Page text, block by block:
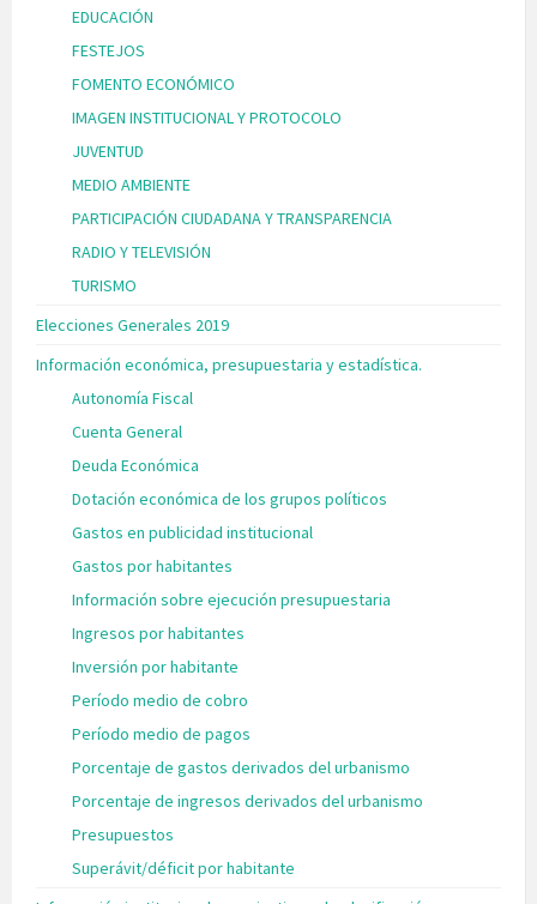
EDUCACIÓN
FESTEJOS
FOMENTO ECONÓMICO
IMAGEN INSTITUCIONAL Y PROTOCOLO
JUVENTUD
MEDIO AMBIENTE
PARTICIPACIÓN CIUDADANA Y TRANSPARENCIA
RADIO Y TELEVISIÓN
TURISMO
Elecciones Generales 2019
Información económica, presupuestaria y estadística.
Autonomía Fiscal
Cuenta General
Deuda Económica
Dotación económica de los grupos políticos
Gastos en publicidad institucional
Gastos por habitantes
Información sobre ejecución presupuestaria
Ingresos por habitantes
Inversión por habitante
Período medio de cobro
Período medio de pagos
Porcentaje de gastos derivados del urbanismo
Porcentaje de ingresos derivados del urbanismo
Presupuestos
Superávit/déficit por habitante